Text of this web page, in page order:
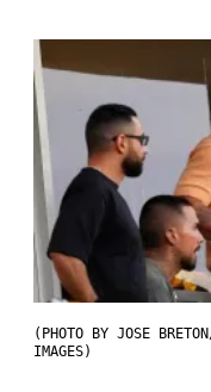
(PHOTO BY JOSE
IMAGES)